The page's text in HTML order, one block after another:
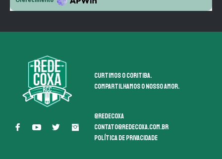
Curtimos o coritiba.
Compartilhamos o nosso amor.
@redecoxa
contato@redecoxa.com.br
Política de Privacidade